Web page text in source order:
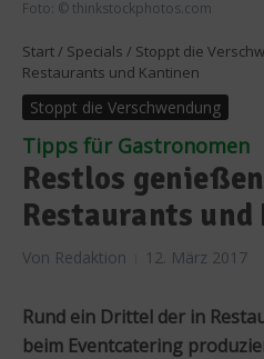
Foto: © thinkstockphotos.com
Start / Specials / Stoppt die
Restaurants und Kantinen
Stoppt die Verschwendung
Tipps für Gastronomen
Restlos
Restaurants und
Von Redaktion 12. März 2017
Rund ein Drittel der in
beim Eventcatering